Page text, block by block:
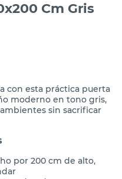
Cm Gris
con esta práctica puerta
moderno en tono gris,
sin sacrificar
por 200 cm de alto,